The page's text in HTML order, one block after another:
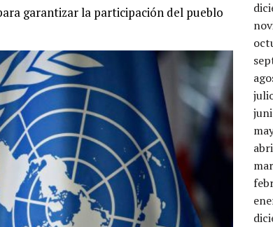
garantizar la participación del pueblo